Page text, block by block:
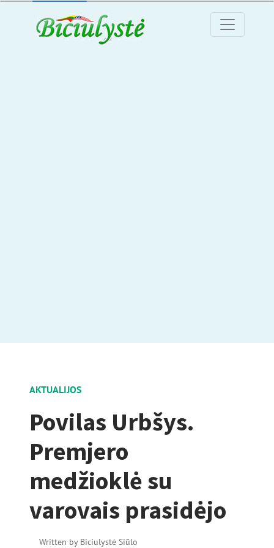
AKTUALIJOS
Povilas Urbšys.
Premjero
medžioklė su
varovais prasidėjo
Written by Biciulystė Siūlo